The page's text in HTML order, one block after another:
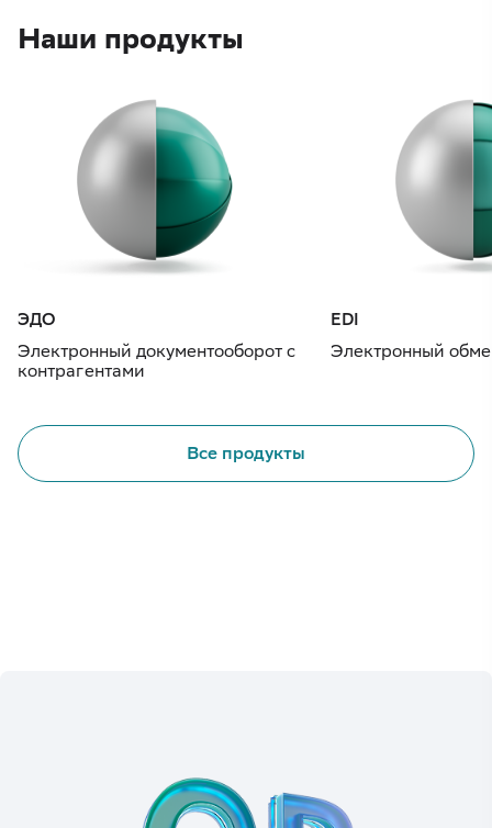
Наши продукты
ЭДО
Электронный документооборот с
контрагентами
EDI
Электронный
Все продукты